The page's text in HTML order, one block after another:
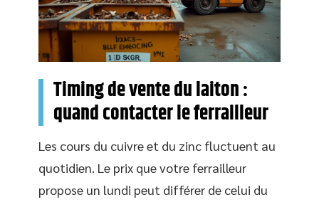
Timing de vente du laiton :
quand contacter le ferrailleur
Les cours du cuivre et du zinc fluctuent au
quotidien. Le prix que votre ferrailleur
propose un lundi peut différer de celui du